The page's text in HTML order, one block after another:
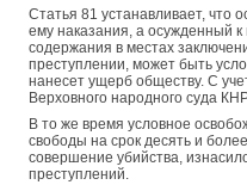
Статья 81 устанавливает, что
ему наказания, а осужденный
содержания в местах
преступлении, может быть
нанесет ущерб обществу. С
Верховного народного суда
В то же время условное
свободы на срок десять и
совершение убийства,
преступлений.